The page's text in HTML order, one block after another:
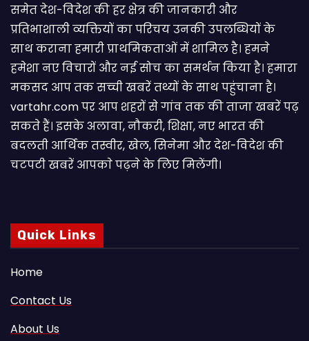
समेत देश-विदेश की हर क्षेत्र की जानकारी और
प्रतिभाशाली व्यक्तियों का परिचय उनकी उपलब्धियों के
साथ कराना हमारी प्राथमिकताओं में शामिल है। हमने
हमेशा नए विचारों और नई सोच का समर्थन किया है। हमारा
मकसद आप तक सच्ची खबरें तथ्यों के साथ पहुंचाना है।
vartahr.com पर आप शहरों से गांव तक की ताजा खबरें पढ़
सकते हैं। इसके अलावा, नौकरी, शिक्षा, नए भारत की
बदलती आर्थिक तस्वीर, खेल, सिनेमा और देश-विदेश की
चटपटी खबरें आपकाे पढ़ने के लिए मिलेंगी।
Quick Links
Home
Contact Us
About Us